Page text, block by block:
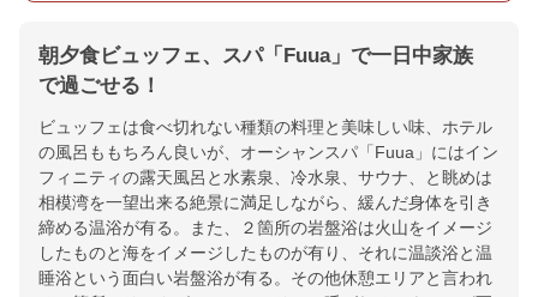
朝夕食ビュッフェ、スパ「Fuua」で一日中家族
で過ごせる！
ビュッフェは食べ切れない種類の料理と美味しい味、ホテル
の風呂ももちろん良いが、オーシャンスパ「Fuua」にはイン
フィニティの露天風呂と水素泉、冷水泉、サウナ、と眺めは
相模湾を一望出来る絶景に満足しながら、緩んだ身体を引き
締める温浴が有る。また、２箇所の岩盤浴は火山をイメージ
したものと海をイメージしたものが有り、それに温談浴と温
睡浴という面白い岩盤浴が有る。その他休憩エリアと言われ